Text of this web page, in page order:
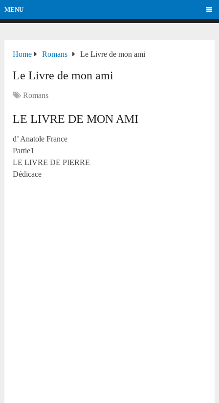
MENU
Home Romans Le Livre de mon ami
Le Livre de mon ami
Romans
LE LIVRE DE MON AMI
d’ Anatole France
Partie1
LE LIVRE DE PIERRE
Dédicace